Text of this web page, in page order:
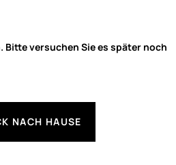
Bitte versuchen Sie es später noch
NACH HAUSE